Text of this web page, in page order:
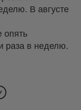
В августе
опять
раза в неделю.